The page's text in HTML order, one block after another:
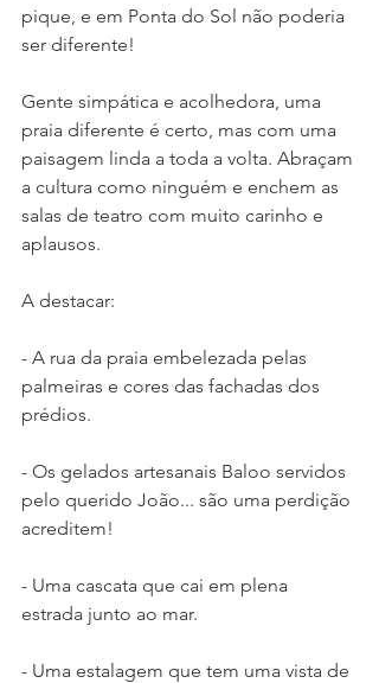
pique, e em Ponta do Sol não poderia
ser diferente!
Gente simpática e acolhedora, uma
praia diferente é certo, mas com uma
paisagem linda a toda a volta. Abraçam
a cultura como ninguém e enchem as
salas de teatro com muito carinho e
aplausos.
A destacar:
- A rua da praia embelezada pelas
palmeiras e cores das fachadas dos
prédios.
- Os gelados artesanais Baloo servidos
pelo querido João... são uma perdição
acreditem!
- Uma cascata que cai em plena
estrada junto ao mar.
- Uma estalagem que tem uma vista de